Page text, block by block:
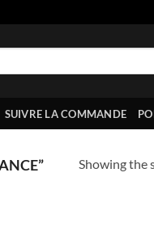
SUIVRE LA COMMANDE
Showing the